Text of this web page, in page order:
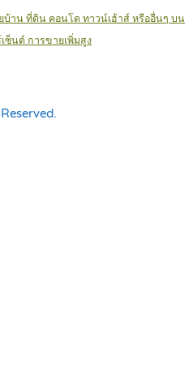
าน ที่ดิน คอนโด ทาวน์เฮ้าส์ หรืออื่นๆ บน
เซ็นต์ การขายเพิ่มสูง